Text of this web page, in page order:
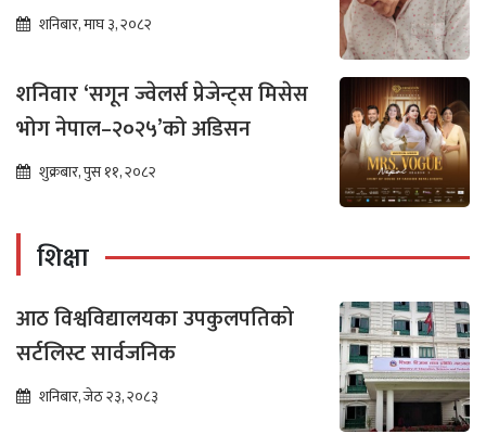
शनिबार, माघ ३, २०८२
शनिवार ‘सगून ज्वेलर्स प्रेजेन्ट्स मिसेस
भोग नेपाल–२०२५’को अडिसन
शुक्रबार, पुस ११, २०८२
शिक्षा
आठ विश्वविद्यालयका उपकुलपतिको
सर्टलिस्ट सार्वजनिक
शनिबार, जेठ २३, २०८३